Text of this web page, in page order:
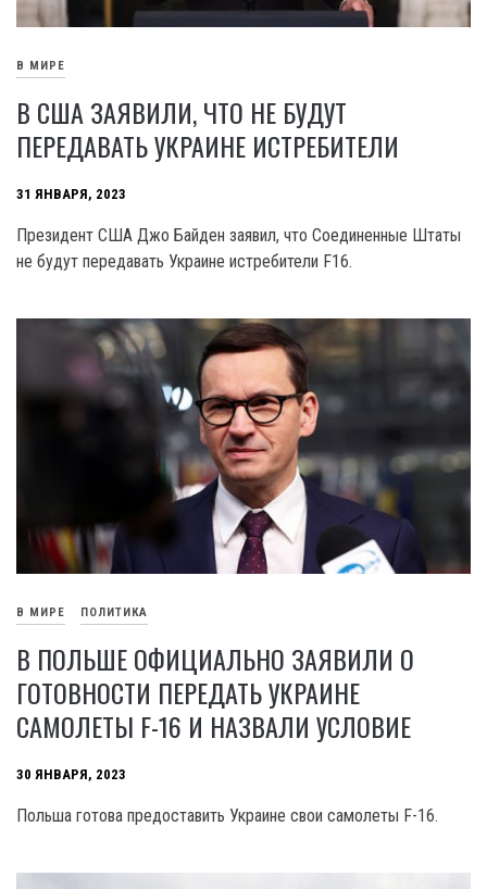
В МИРЕ
В США ЗАЯВИЛИ, ЧТО НЕ БУДУТ
ПЕРЕДАВАТЬ УКРАИНЕ ИСТРЕБИТЕЛИ
31 ЯНВАРЯ, 2023
Президент США Джо Байден заявил, что Соединенные Штаты
не будут передавать Украине истребители F16.
В МИРЕ ПОЛИТИКА
В ПОЛЬШЕ ОФИЦИАЛЬНО ЗАЯВИЛИ О
ГОТОВНОСТИ ПЕРЕДАТЬ УКРАИНЕ
САМОЛЕТЫ F-16 И НАЗВАЛИ УСЛОВИЕ
30 ЯНВАРЯ, 2023
Польша готова предоставить Украине свои самолеты F-16.